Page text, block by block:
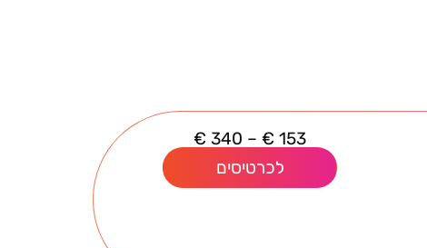
153
€
–
340
€
לכרטיסים